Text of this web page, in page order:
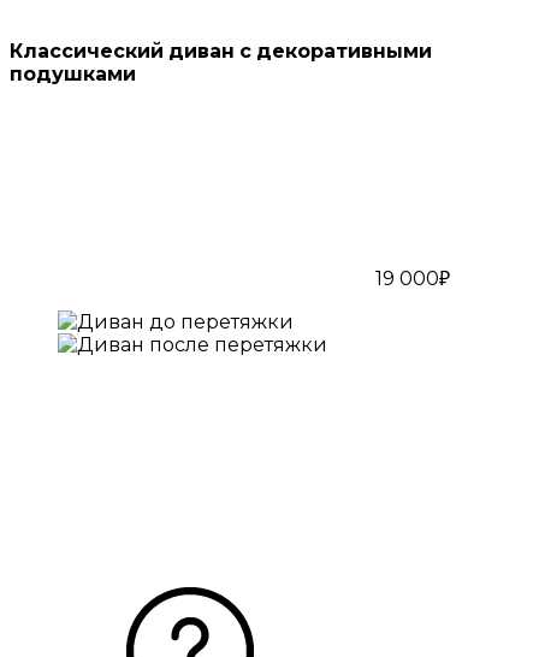
Классический диван с декоративными
подушками
19 000₽